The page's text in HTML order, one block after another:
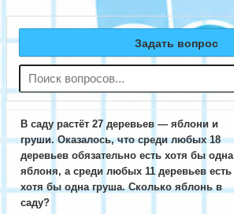
Задать вопрос
В саду растёт 27 деревьев — яблони и
груши. Оказалось, что среди любых 18
деревьев обязательно есть хотя бы одна
яблоня, а среди любых 11 деревьев есть
хотя бы одна груша. Сколько яблонь в
саду?